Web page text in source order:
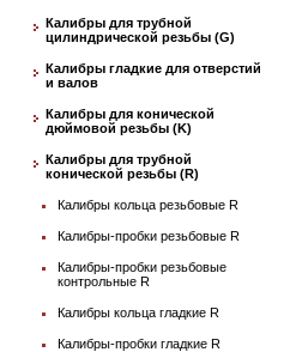
Калибры для трубной
цилиндрической резьбы (G)
Калибры гладкие для отверстий
и валов
Калибры для конической
дюймовой резьбы (K)
Калибры для трубной
конической резьбы (R)
Калибры кольца резьбовые R
Калибры-пробки резьбовые R
Калибры-пробки резьбовые
контрольные R
Калибры кольца гладкие R
Калибры-пробки гладкие R